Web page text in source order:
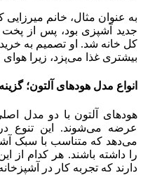
به عنوان مثال، خانم
جدید آشپزی بود، پس از پخت
کل خانه شد. او تصمیم به
بیشتری غذا می‌پزد، زیرا
انواع مدل هودهای آلتون؛
هودهای آلتون با دو مدل
عرضه می‌شوند. این تنوع
می‌دهد که متناسب با سبک
را داشته باشند. هر کدام از
دارند که تجربه کار در